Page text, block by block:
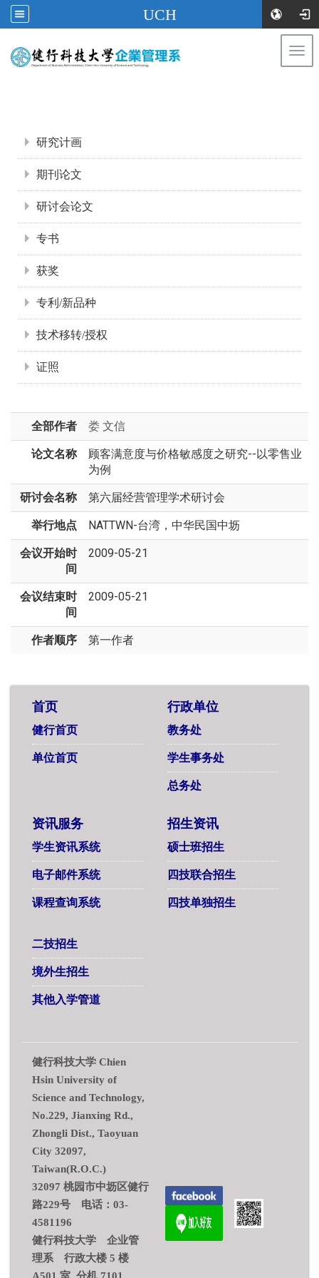
UCH
研究计画
期刊论文
研讨会论文
专书
获奖
专利/新品种
技术移转/授权
证照
全部作者 娄 文信
论文名称
顾客满意度与价格敏感度之研究--以零售业
为例
研讨会名称 第六届经营管理学术研讨会
举行地点 NATTWN-台湾，中华民国中坜
会议开始时
间
2009-05-21
会议结束时
间
2009-05-21
作者顺序 第一作者
首页
健行首页
单位首页
行政单位
教务处
学生事务处
总务处
资讯服务
学生资讯系统
电子邮件系统
课程查询系统
招生资讯
硕士班招生
四技联合招生
四技单独招生
二技招生
境外生招生
其他入学管道
健行科技大学 Chien
Hsin University of
Science and Technology,
No.229, Jianxing Rd.,
Zhongli Dist., Taoyuan
City 32097,
Taiwan(R.O.C.)
32097 桃园市中坜区健行
路229号 电话：03-
4581196
健行科技大学 企业管
理系 行政大楼 5 楼